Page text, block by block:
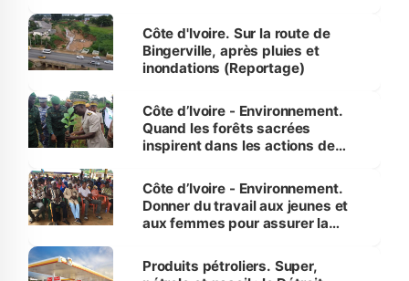
(Alassane Ouattara
Côte d'Ivoire. Sur la route de
Bingerville, après pluies et
inondations (Reportage)
Côte d’Ivoire - Environnement.
Quand les forêts sacrées
inspirent dans les actions de
Côte d’Ivoire - Environnement.
Donner du travail aux jeunes et
aux femmes pour assurer la
menacées
Produits pétroliers. Super,